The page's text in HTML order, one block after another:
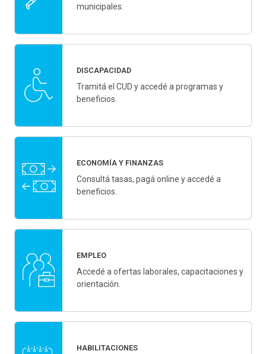
municipales.
DISCAPACIDAD
Tramitá el CUD y accedé a programas y
beneficios.
ECONOMÍA Y FINANZAS
Consultá tasas, pagá online y accedé a
beneficios.
EMPLEO
Accedé a ofertas laborales, capacitaciones y
orientación.
HABILITACIONES